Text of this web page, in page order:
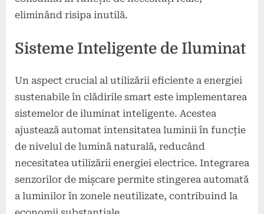
eliminând risipa inutilă.
Sisteme Inteligente de Iluminat
Un aspect crucial al utilizării eficiente a energiei
sustenabile în clădirile smart este implementarea
sistemelor de iluminat inteligente. Acestea
ajustează automat intensitatea luminii în funcție
de nivelul de lumină naturală, reducând
necesitatea utilizării energiei electrice. Integrarea
senzorilor de mișcare permite stingerea automată
a luminilor în zonele neutilizate, contribuind la